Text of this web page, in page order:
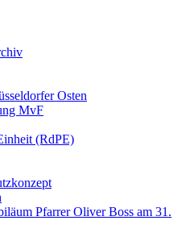
Osten
MvF
(RdPE)
Pfarrer Oliver Boss am 31.